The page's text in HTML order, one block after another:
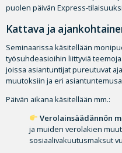
puolen päivän Express-
Kattava ja
Seminaarissa käsitellään
työsuhdeasioihin liittyviä
joissa asiantuntijat pureutuvat
muutoksiin ja eri
Päivän aikana käsitellään mm.:
Verolainsäädännön
ja muiden verolakien
sosiaalivakuutusmaksut